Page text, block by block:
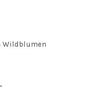
Wildblumen